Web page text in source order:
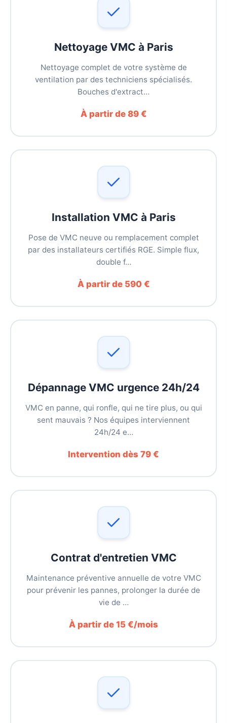
Nettoyage VMC à Paris
Nettoyage complet de votre système de
ventilation par des techniciens spécialisés.
Bouches d'extract…
À partir de 89 €
Installation VMC à Paris
Pose de VMC neuve ou remplacement complet
par des installateurs certifiés RGE. Simple flux,
double f…
À partir de 590 €
Dépannage VMC urgence 24h/24
VMC en panne, qui ronfle, qui ne tire plus, ou qui
sent mauvais ? Nos équipes interviennent
24h/24 e…
Intervention dès 79 €
Contrat d'entretien VMC
Maintenance préventive annuelle de votre VMC
pour prévenir les pannes, prolonger la durée de
vie de …
À partir de 15 €/mois